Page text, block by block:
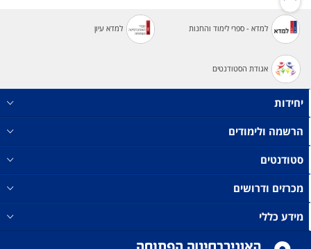
למדא - ספרי לימוד והחנות למדא עיון
אגודת הסטודנטים
יחידות
הרשמה ולימודים
סטודנטים
מכרזים ודרושים
מידע כללי